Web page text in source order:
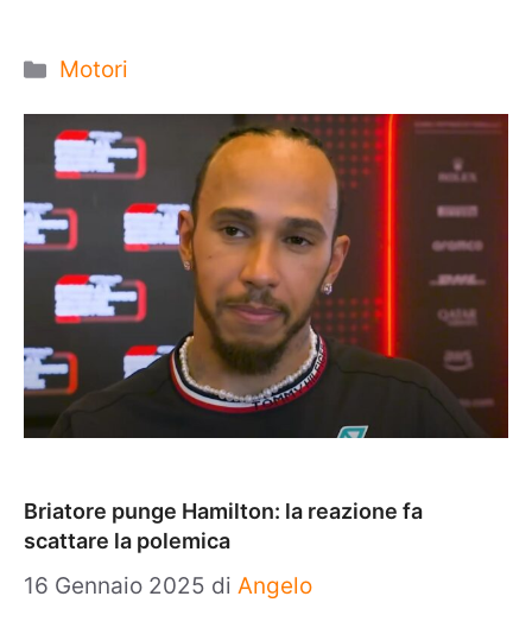
Categorie
Motori
Briatore punge Hamilton: la reazione fa
scattare la polemica
16 Gennaio 2025 di Angelo